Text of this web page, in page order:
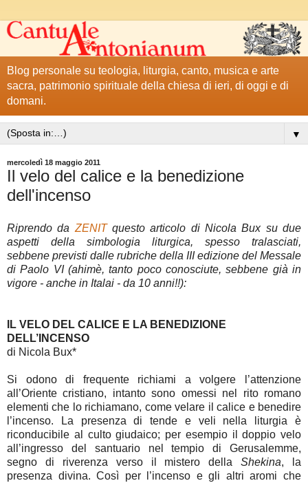
Blog personale su teologia, liturgia, canto, musica e arte
sacra, patrimonio spirituale della chiesa di ieri, di oggi e di
domani.
▼
mercoledì 18 maggio 2011
Il velo del calice e la benedizione
dell'incenso
Riprendo da ZENITquesto articolo di Nicola Bux su due
aspetti della simbologia liturgica, spesso tralasciati,
sebbene previsti dalle rubriche della III edizione del Messale
di Paolo VI (ahimè, tanto poco conosciute, sebbene già in
vigore - anche in Italai - da 10 anni!!):
IL VELO DEL CALICE E LA BENEDIZIONE
DELL’INCENSO
di Nicola Bux*
Si odono di frequente richiami a volgere l’attenzione
all’Oriente cristiano, intanto sono omessi nel rito romano
elementi che lo richiamano, come velare il calice e benedire
l’incenso. La presenza di tende e veli nella liturgia è
riconducibile al culto giudaico; per esempio il doppio velo
all’ingresso del santuario nel tempio di Gerusalemme,
segno di riverenza verso il mistero della
Shekina, la
presenza divina. Così per l’incenso e gli altri aromi che